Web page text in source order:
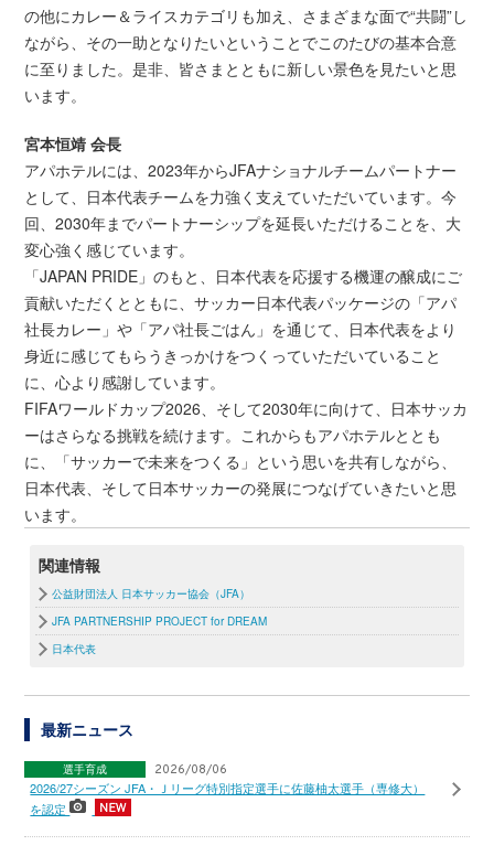
の他にカレー＆ライスカテゴリも加え、さまざまな面で“共闘”し
ながら、その一助となりたいということでこのたびの基本合意
に至りました。是非、皆さまとともに新しい景色を見たいと思
います。
宮本恒靖 会長
アパホテルには、2023年からJFAナショナルチームパートナー
として、日本代表チームを力強く支えていただいています。今
回、2030年までパートナーシップを延長いただけることを、大
変心強く感じています。
「JAPAN PRIDE」のもと、日本代表を応援する機運の醸成にご
貢献いただくとともに、サッカー日本代表パッケージの「アパ
社長カレー」や「アパ社長ごはん」を通じて、日本代表をより
身近に感じてもらうきっかけをつくっていただいていること
に、心より感謝しています。
FIFAワールドカップ2026、そして2030年に向けて、日本サッカ
ーはさらなる挑戦を続けます。これからもアパホテルととも
に、「サッカーで未来をつくる」という思いを共有しながら、
日本代表、そして日本サッカーの発展につなげていきたいと思
います。
関連情報
公益財団法人 日本サッカー協会（JFA）
JFA PARTNERSHIP PROJECT for DREAM
日本代表
最新ニュース
選手育成 2026/08/06
2026/27シーズン JFA・Ｊリーグ特別指定選手に佐藤柚太選手（専修大）
を認定